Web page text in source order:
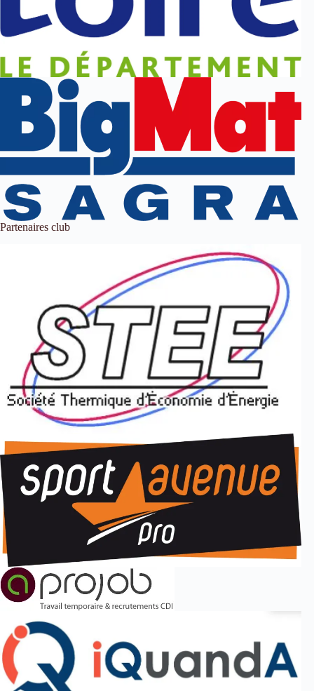
Partenaires club